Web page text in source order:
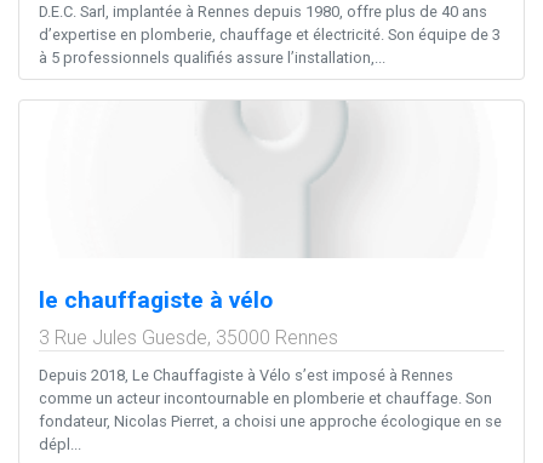
D.E.C. Sarl, implantée à Rennes depuis 1980, offre plus de 40 ans
d’expertise en plomberie, chauffage et électricité. Son équipe de 3
à 5 professionnels qualifiés assure l’installation,...
le chauffagiste à vélo
3 Rue Jules Guesde, 35000 Rennes
Depuis 2018, Le Chauffagiste à Vélo s’est imposé à Rennes
comme un acteur incontournable en plomberie et chauffage. Son
fondateur, Nicolas Pierret, a choisi une approche écologique en se
dépl...